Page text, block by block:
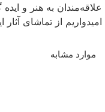
علاقه‌مندان به هنر و
امیدواریم از تماشای
موارد مشابه